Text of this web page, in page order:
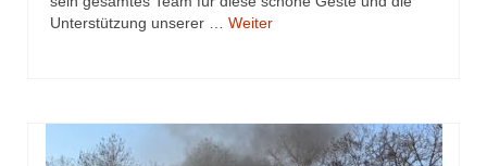
Unterstützung unserer … Weiter